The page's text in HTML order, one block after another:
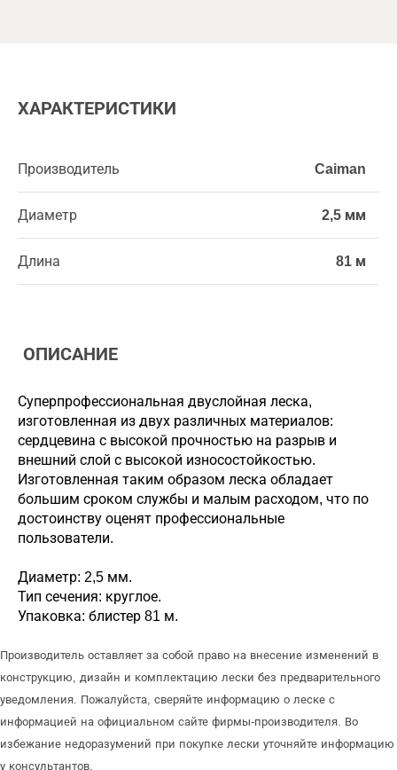
ХАРАКТЕРИСТИКИ
Производитель Caiman
Диаметр 2,5 мм
Длина 81 м
ОПИСАНИЕ
Суперпрофессиональная двуслойная леска,
изготовленная из двух различных материалов:
сердцевина с высокой прочностью на разрыв и
внешний слой с высокой износостойкостью.
Изготовленная таким образом леска обладает
большим сроком службы и малым расходом, что по
достоинству оценят профессиональные
пользователи.
Диаметр: 2,5 мм.
Тип сечения: круглое.
Упаковка: блистер 81 м.
Производитель оставляет за собой право на внесение изменений в
конструкцию, дизайн и комплектацию лески без предварительного
уведомления. Пожалуйста, сверяйте информацию о леске с
информацией на официальном сайте фирмы-производителя. Во
избежание недоразумений при покупке лески уточняйте информацию
у консультантов.